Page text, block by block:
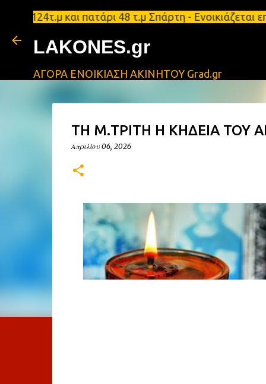
και πατάρι 48 τ.μ Σπάρτη -
LAKONES.gr
ΑΓΟΡΑ ΕΝΟΙΚΙΑΣΗ ΑΚΙΝΗΤΟΥ Grad.gr
ΤΗ Μ.ΤΡΙΤΗ Η ΚΗΔΕΙΑ ΤΟΥ
Απριλίου 06, 2026